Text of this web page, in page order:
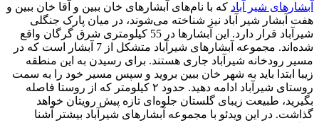
آبشارهای شیر آباد که با نام‌های آبشارهای خان ببین و آقا خان ببین و
هفت آبشار شیر آباد نیز شناخته می‌شوند، در میان پارک جنگلی
شیرآباد قرار دارد. این آبشارها در 55 کیلومتری شرق گرگان واقع
شده‌اند. مجموعه آبشارهای شیرآباد متشکل از 7 آبشار است که در
مسیر رودخانه شیرآباد جاری هستند. برای رسیدن به این منطقه
زیبا ابتدا باید به شهر خان ببین بروید و سپس مسیر خود را به سمت
روستای شیرآباد ادامه دهید. حدود ۲ کیلومتر که از روستا فاصله
بگیرید، طبیعت زیبای گلستان جلوه‌ای تازه پیش رویتان خواهد
گذاشت. در این ویدئو با مجموعه آبشارهای شیرآباد بیشتر آشنا